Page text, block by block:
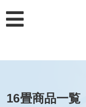
16畳商品一覧